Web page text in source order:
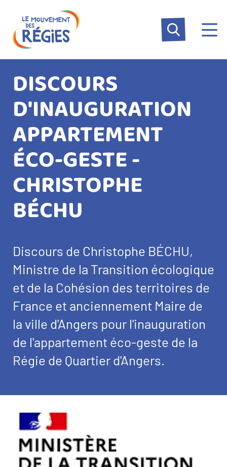
contenu
principal
DISCOURS
D'INAUGURATION
APPARTEMENT
ÉCO-GESTE -
CHRISTOPHE
BÉCHU
Discours de Christophe BÉCHU,
Ministre de la Transition écologique
et de la Cohésion des territoires de
France et anciennement Maire de
la ville d'Angers pour l'inauguration
de l'appartement éco-geste de la
Régie de Quartier d'Angers.